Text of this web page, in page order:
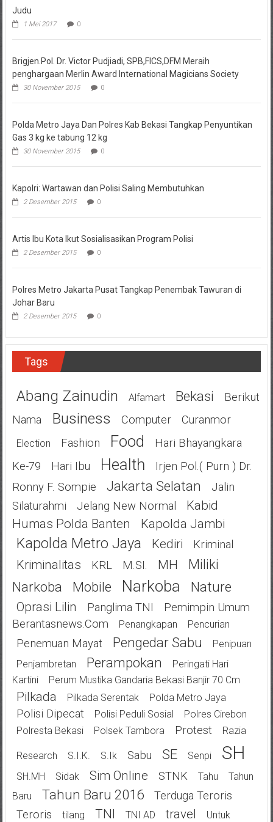
Judu
1 Mei 2017 0
Brigjen.Pol. Dr. Victor Pudjiadi, SPB,FICS,DFM Meraih
penghargaan Merlin Award International Magicians Society
30 November 2015 0
Polda Metro Jaya Dan Polres Kab Bekasi Tangkap Penyuntikan
Gas 3 kg ke tabung 12 kg
30 November 2015 0
Kapolri: Wartawan dan Polisi Saling Membutuhkan
2 Desember 2015 0
Artis Ibu Kota Ikut Sosialisasikan Program Polisi
2 Desember 2015 0
Polres Metro Jakarta Pusat Tangkap Penembak Tawuran di
Johar Baru
2 Desember 2015 0
Tags
Abang Zainudin Alfamart Bekasi
Berikut
Nama
Business Computer Curanmor
Election Fashion Food
Hari Bhayangkara
Ke-79
Hari Ibu Health
Irjen Pol.( Purn ) Dr.
Ronny F. Sompie
Jakarta Selatan
Jalin
Silaturahmi
Jelang New Normal
Kabid
Humas Polda Banten
Kapolda Jambi
Kapolda Metro Jaya Kediri Kriminal
Kriminalitas KRL M.SI. MH
Miliki
Narkoba
Mobile Narkoba Nature
Oprasi Lilin Panglima TNI
Pemimpin Umum
Berantasnews.com
Penangkapan Pencurian
Penemuan Mayat Pengedar Sabu
Penipuan
Penjambretan
Perampokan
Peringati Hari
Kartini
Perum Mustika Gandaria Bekasi Banjir 70 Cm
Pilkada Pilkada Serentak Polda Metro Jaya
Polisi Dipecat Polisi Peduli Sosial
Polres Cirebon
Polresta Bekasi
Polsek Tambora Protest Razia
Research S.I.K. S.Ik Sabu SE Senpi SH
SH.MH Sidak Sim Online STNK Tahu
Tahun
Baru
Tahun Baru 2016
Terduga Teroris
Teroris
Tilang TNI TNI AD Travel
Untuk